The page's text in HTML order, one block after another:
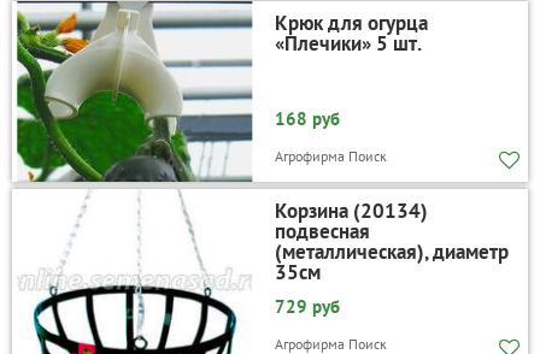
Крюк для огурца
«Плечики» 5 шт.
168 руб
Агрофирма Поиск
Корзина (20134)
подвесная
(металлическая), диаметр
35см
729 руб
Агрофирма Поиск